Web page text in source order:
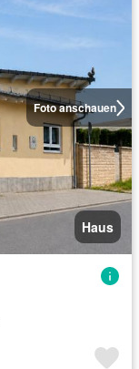
Foto anschauen
Haus